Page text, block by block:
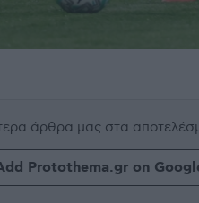
άρθρα μας στα
Protothema.gr on